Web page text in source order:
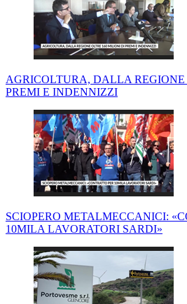
AGRICOLTURA, DALLA
PREMI E INDENNIZZI
SCIOPERO METALMECCANICI:
10MILA LAVORATORI SARDI»